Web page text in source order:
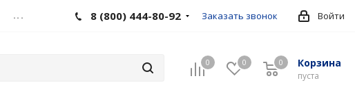
... Войти
8 (800) 444-80-92 Заказать звонок
0 0 Корзина
пуста
0